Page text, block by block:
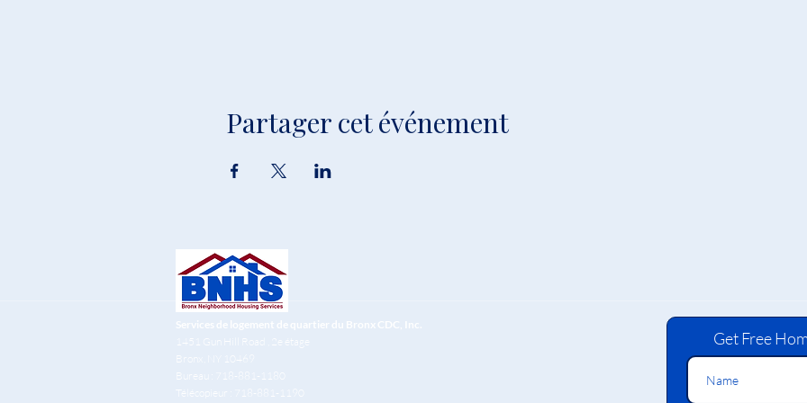
Partager cet événement
Services de logement de quartier du Bronx CDC, Inc.
1451 Gun Hill Road
, 2e étage
Bronx, NY 10469
Bureau : 718-881-1180
Télécopieur : 718-881-1190
Get Free